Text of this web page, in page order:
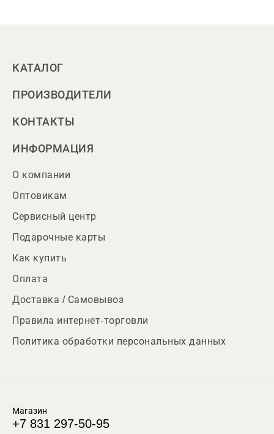
КАТАЛОГ
ПРОИЗВОДИТЕЛИ
КОНТАКТЫ
ИНФОРМАЦИЯ
О компании
Оптовикам
Сервисный центр
Подарочные карты
Как купить
Оплата
Доставка / Самовывоз
Правила интернет-торговли
Политика обработки персональных данных
Магазин
+7 831 297-50-95